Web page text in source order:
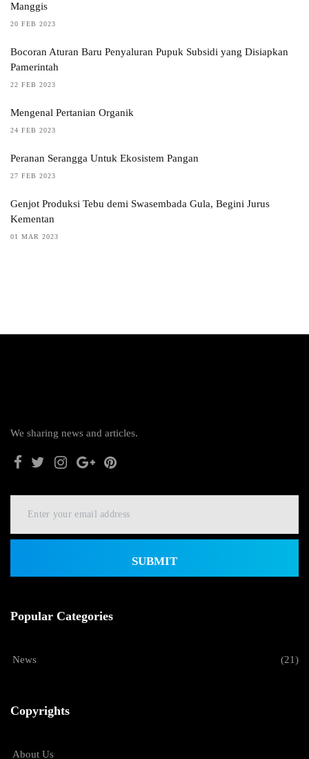
Manggis
20 FEB 2023
Bocoran Aturan Baru Penyaluran Pupuk Subsidi yang Disiapkan
Pamerintah
22 FEB 2023
Mengenal Pertanian Organik
24 FEB 2023
Peranan Serangga Untuk Ekosistem Pangan
27 FEB 2023
Genjot Produksi Tebu demi Swasembada Gula, Begini Jurus
Kementan
01 MAR 2023
We sharing news and articles.
SUBMIT
Popular Categories
News (21)
Copyrights
About Us